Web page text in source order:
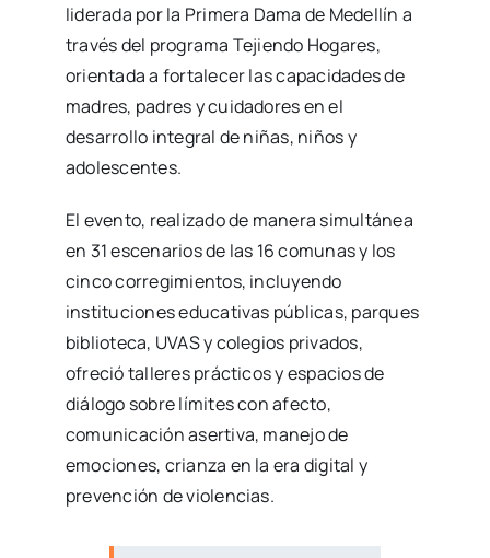
liderada por la Primera Dama de Medellín a
través del programa Tejiendo Hogares,
orientada a fortalecer las capacidades de
madres, padres y cuidadores en el
desarrollo integral de niñas, niños y
adolescentes.
El evento, realizado de manera simultánea
en 31 escenarios de las 16 comunas y los
cinco corregimientos, incluyendo
instituciones educativas públicas, parques
biblioteca, UVAS y colegios privados,
ofreció talleres prácticos y espacios de
diálogo sobre límites con afecto,
comunicación asertiva, manejo de
emociones, crianza en la era digital y
prevención de violencias.